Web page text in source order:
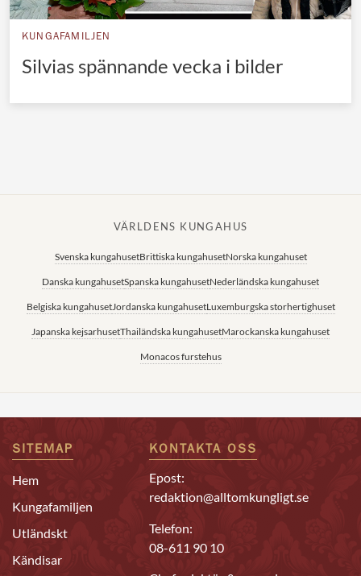
Jordanska kungahuset
Thailändska kungahuset
KUNGAFAMILJEN
Silvias spännande vecka i bilder
VÄRLDENS KUNGAHUS
Svenska kungahusetBrittiska kungahusetNorska kungahuset
Danska kungahusetSpanska kungahusetNederländska kungahuset
Belgiska kungahusetJordanska kungahusetLuxemburgska storhertighuset
Japanska kejsarhusetThailändska kungahusetMarockanska kungahuset
Monacos furstehus
SITEMAP
Hem
Kungafamiljen
Utländskt
Kändisar
KONTAKTA OSS
Epost:
redaktion@alltomkungligt.se
Telefon:
08-611 90 10